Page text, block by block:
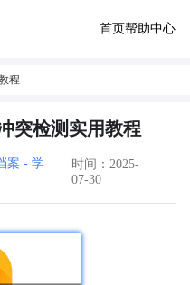
首页帮助中心
程
突检测实用教程
案 - 学
时间：2025-
07-30